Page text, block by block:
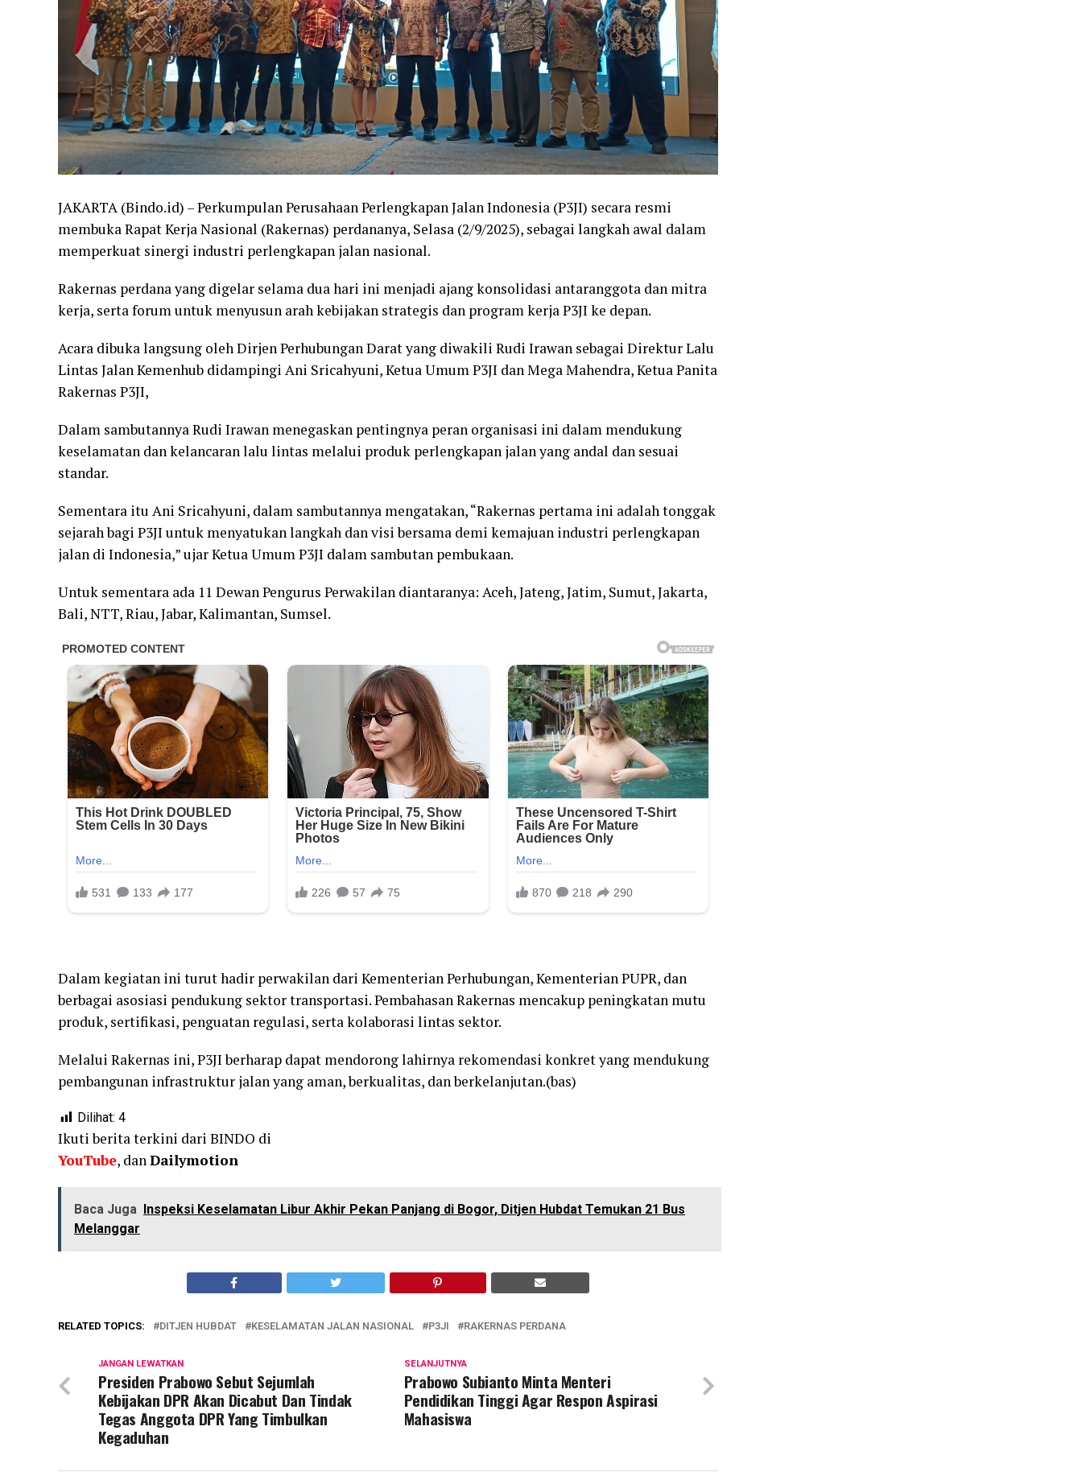
JAKARTA (Bindo.id) – Perkumpulan Perusahaan Perlengkapan Jalan Indonesia (P3JI) secara resmi
membuka Rapat Kerja Nasional (Rakernas) perdananya, Selasa (2/9/2025), sebagai langkah awal dalam
memperkuat sinergi industri perlengkapan jalan nasional.
Rakernas perdana yang digelar selama dua hari ini menjadi ajang konsolidasi antaranggota dan mitra
kerja, serta forum untuk menyusun arah kebijakan strategis dan program kerja P3JI ke depan.
Acara dibuka langsung oleh Dirjen Perhubungan Darat yang diwakili Rudi Irawan sebagai Direktur Lalu
Lintas Jalan Kemenhub didampingi Ani Sricahyuni, Ketua Umum P3JI dan Mega Mahendra, Ketua Panita
Rakernas P3JI,
Dalam sambutannya Rudi Irawan menegaskan pentingnya peran organisasi ini dalam mendukung
keselamatan dan kelancaran lalu lintas melalui produk perlengkapan jalan yang andal dan sesuai
standar.
Sementara itu Ani Sricahyuni, dalam sambutannya mengatakan, “Rakernas pertama ini adalah tonggak
sejarah bagi P3JI untuk menyatukan langkah dan visi bersama demi kemajuan industri perlengkapan
jalan di Indonesia,” ujar Ketua Umum P3JI dalam sambutan pembukaan.
Untuk sementara ada 11 Dewan Pengurus Perwakilan diantaranya: Aceh, Jateng, Jatim, Sumut, Jakarta,
Bali, NTT, Riau, Jabar, Kalimantan, Sumsel.
Dalam kegiatan ini turut hadir perwakilan dari Kementerian Perhubungan, Kementerian PUPR, dan
berbagai asosiasi pendukung sektor transportasi. Pembahasan Rakernas mencakup peningkatan mutu
produk, sertifikasi, penguatan regulasi, serta kolaborasi lintas sektor.
Melalui Rakernas ini, P3JI berharap dapat mendorong lahirnya rekomendasi konkret yang mendukung
pembangunan infrastruktur jalan yang aman, berkualitas, dan berkelanjutan.(bas)
Dilihat: 4
Ikuti berita terkini dari BINDO di
YouTube, danDailymotion
Baca Juga
Inspeksi Keselamatan Libur Akhir Pekan Panjang di Bogor, Ditjen Hubdat Temukan 21 Bus
Melanggar
RELATED TOPICS: DITJEN HUBDAT KESELAMATAN JALAN NASIONAL P3JI RAKERNAS PERDANA
SELANJUTNYA
Prabowo Subianto Minta Menteri
Pendidikan Tinggi Agar Respon Aspirasi
Mahasiswa
JANGAN LEWATKAN
Presiden Prabowo Sebut Sejumlah
Kebijakan DPR Akan Dicabut Dan Tindak
Tegas Anggota DPR Yang Timbulkan
Kegaduhan